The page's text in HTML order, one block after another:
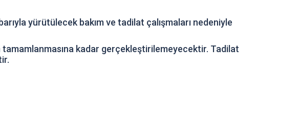
yürütülecek bakım ve tadilat çalışmaları nedeniyle
tamamlanmasına kadar gerçekleştirilemeyecektir. Tadilat